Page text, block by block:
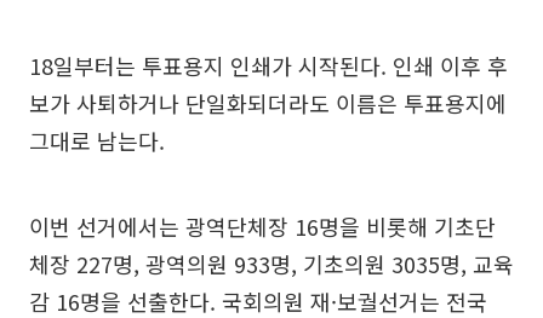
18일부터는 투표용지 인쇄가 시작된다. 인쇄 이후 후
보가 사퇴하거나 단일화되더라도 이름은 투표용지에
그대로 남는다.
이번 선거에서는 광역단체장 16명을 비롯해 기초단
체장 227명, 광역의원 933명, 기초의원 3035명, 교육
감 16명을 선출한다. 국회의원 재·보궐선거는 전국